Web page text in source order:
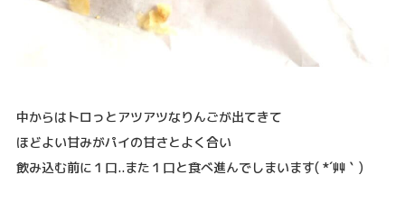
中からはトロっとアツアツなりんごが出てきて
ほどよい甘みがパイの甘さとよく合い
飲み込む前に１口..また１口と食べ進んでしまいます( *´艸｀)